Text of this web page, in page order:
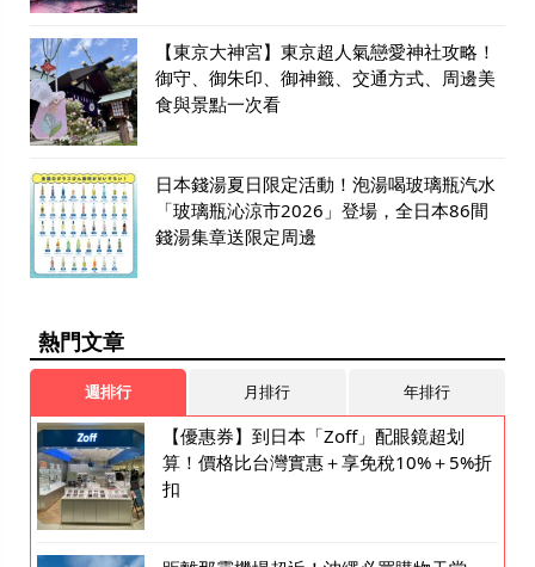
【東京大神宮】東京超人氣戀愛神社攻略！
御守、御朱印、御神籤、交通方式、周邊美
食與景點一次看
日本錢湯夏日限定活動！泡湯喝玻璃瓶汽水
「玻璃瓶沁涼市2026」登場，全日本86間
錢湯集章送限定周邊
熱門文章
週排行 月排行 年排行
【優惠券】到日本「Zoff」配眼鏡超划
算！價格比台灣實惠＋享免稅10%＋5%折
扣